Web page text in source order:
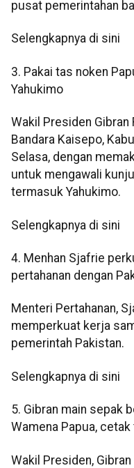
pusat pemerintahan
Selengkapnya di sini
3. Pakai tas noken
Yahukimo
Wakil Presiden Gibran
Bandara Kaisepo,
Selasa, dengan
untuk mengawali
termasuk Yahukimo.
Selengkapnya di sini
4. Menhan Sjafrie
pertahanan dengan
Menteri Pertahanan,
memperkuat kerja
pemerintah Pakistan.
Selengkapnya di sini
5. Gibran main sepak
Wamena Papua, cetak
‎Wakil Presiden,